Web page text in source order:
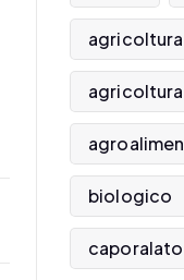
agricoltura
biologico
caporalato